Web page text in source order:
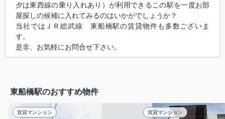
夕は東西線の乗り入れあり）が利用できるこの駅を一度お部
屋探しの候補に入れてみるのはいかがでしょうか？
当社ではＪＲ総武線 東船橋駅の賃貸物件も多数ございま
す。
是非、お気軽にお問合せ下さい。
東船橋駅のおすすめ物件
賃貸マンション 賃貸マンション